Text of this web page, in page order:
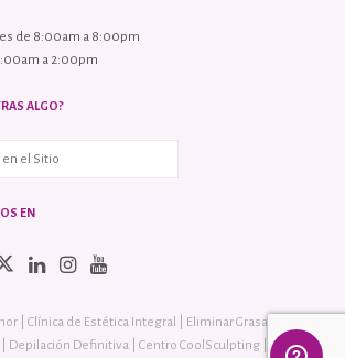
de 8:00am a 8:00pm
a 2:00pm
ALGO?
EN
| Clínica de Estética Integral | Eliminar Grasa sin Cirugía |
Depilación Definitiva | Centro CoolSculpting | Diseño: